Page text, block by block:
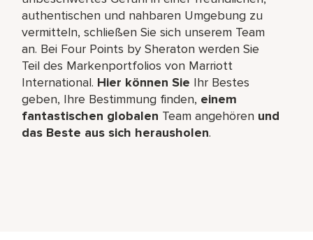
authentischen und nahbaren Umgebung zu
vermitteln, schließen Sie sich unserem Team
an. Bei Four Points by Sheraton werden Sie
Teil des Markenportfolios von Marriott
International. Hier können Sie Ihr Bestes
geben, Ihre Bestimmung finden, einem
fantastischen globalen Team angehören und
das Beste aus sich herausholen.